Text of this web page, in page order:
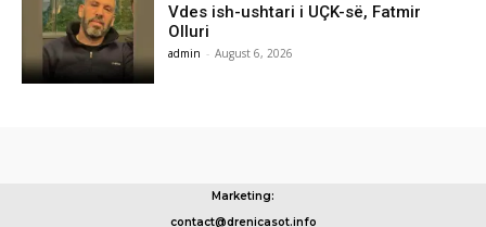
Vdes ish-ushtari i UÇK-së, Fatmir
Olluri
admin - August 6, 2026
Marketing:
contact@drenicasot.info